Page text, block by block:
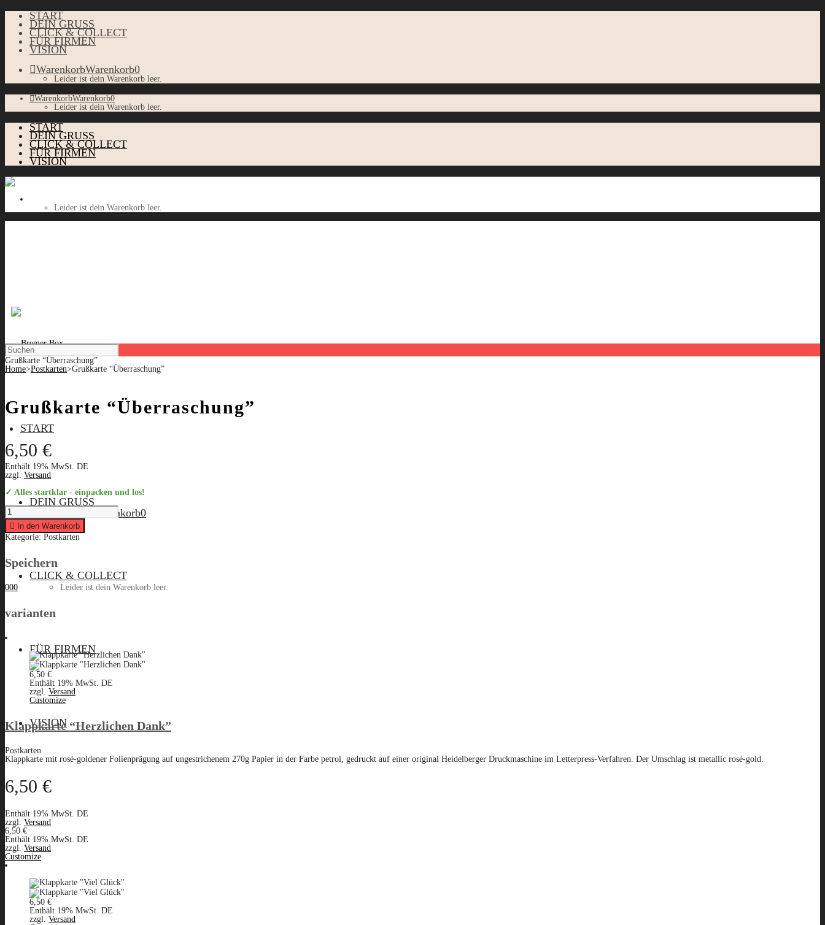
START
DEIN GRUSS
CLICK & COLLECT
FÜR FIRMEN
VISION
WarenkorbWarenkorb0
Leider ist dein Warenkorb leer.
WarenkorbWarenkorb0
Leider ist dein Warenkorb leer.
START
DEIN GRUSS
CLICK & COLLECT
FÜR FIRMEN
VISION
Leider ist dein Warenkorb leer.
START
DEIN GRUSS
CLICK & COLLECT
FÜR FIRMEN
VISION
Warenkorb0
Leider ist dein Warenkorb leer.
Grußkarte “Überraschung”
Home>Postkarten>Grußkarte “Überraschung”
Grußkarte “Überraschung”
6,50 €
Enthält 19% MwSt. DE
zzgl. Versand
✓ Alles startklar - einpacken und los!
Grußkarte
"Überraschung"
quantityIn den Warenkorb
Kategorie: Postkarten
Speichern
000
varianten
6,50 €
Enthält 19% MwSt. DE
zzgl. Versand
Customize
Klappkarte “Herzlichen Dank”
Postkarten
Klappkarte mit rosé-goldener Folienprägung auf ungestrichenem 270g Papier in der Farbe petrol, gedruckt auf einer original Heidelberger Druckmaschine im Letterpress-Verfahren. Der Umschlag ist metallic rosé-gold.
6,50 €
Enthält 19% MwSt. DE
zzgl. Versand
6,50 €
Enthält 19% MwSt. DE
zzgl. Versand
Customize
6,50 €
Enthält 19% MwSt. DE
zzgl. Versand